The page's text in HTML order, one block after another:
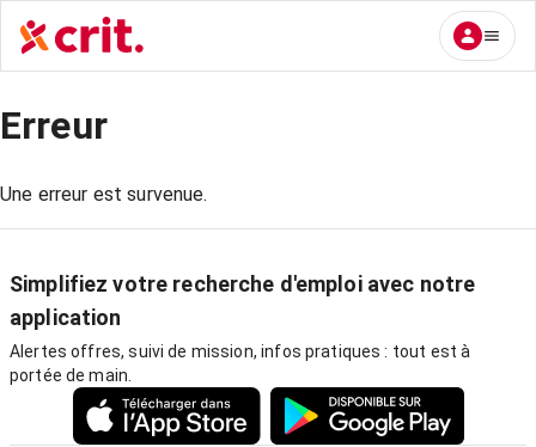
Erreur
Une erreur est survenue.
Simplifiez votre recherche d'emploi avec notre
application
Alertes offres, suivi de mission, infos pratiques : tout est à
portée de main.